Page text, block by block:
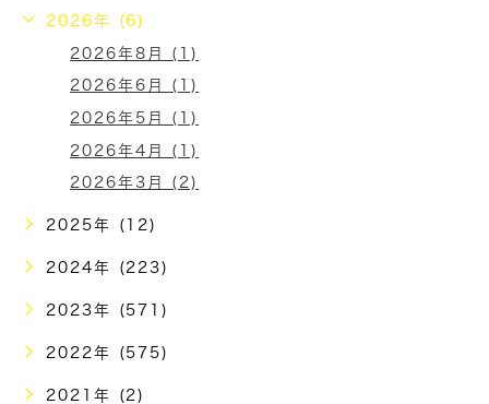
2026年 (6)
2026年8月 (1)
2026年6月 (1)
2026年5月 (1)
2026年4月 (1)
2026年3月 (2)
2025年 (12)
2024年 (223)
2023年 (571)
2022年 (575)
2021年 (2)